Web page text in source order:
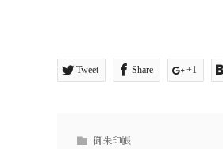
Tweet Share +1
御朱印帳